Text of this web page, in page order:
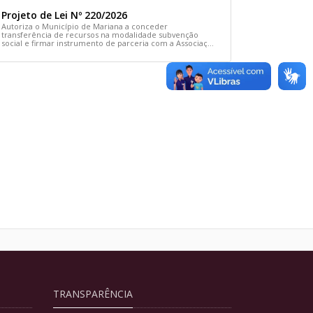
Projeto de Lei Nº 220/2026
Autoriza o Município de Mariana a conceder
transferência de recursos na modalidade subvenção
social e firmar instrumento de parceria com a Associação
TRANSPARÊNCIA